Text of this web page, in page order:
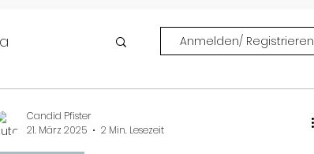
Anmelden/ Registrieren
Candid Pfister
21. März 2025
2 Min. Lesezeit